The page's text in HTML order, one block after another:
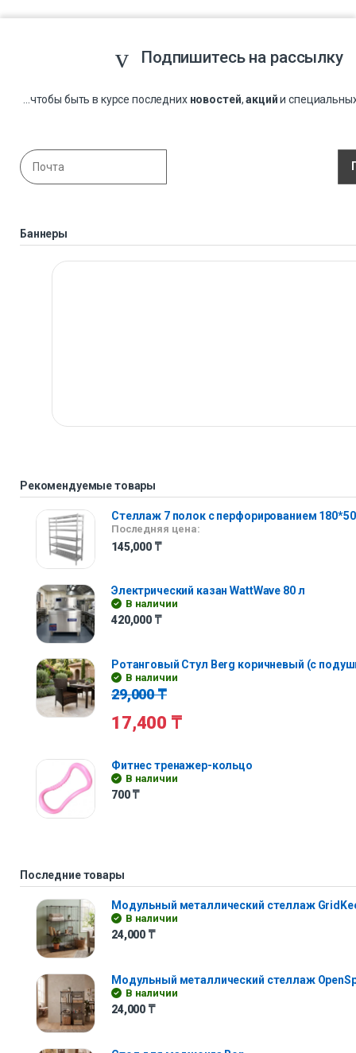
Подпишитесь на рассылку
...чтобы быть в курсе последних новостей,акцийи
Баннеры
Рекомендуемые товары
Стеллаж 7 полок с перфорированием
Последняя цена:
145,000 ₸
Электрический казан WattWave 80 л
В наличии
420,000 ₸
Ротанговый Стул Berg коричневый (с
В наличии
29,000₸
17,400 ₸
Фитнес тренажер-кольцо
В наличии
700₸
Последние товары
Модульный металлический стеллаж
В наличии
24,000 ₸
Модульный металлический стеллаж
В наличии
24,000 ₸